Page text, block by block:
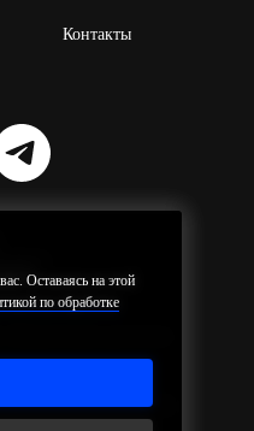
Оставаясь на этой
по обработке
Контакты
права защищены.
данных
Оставаясь на этой
по обработке